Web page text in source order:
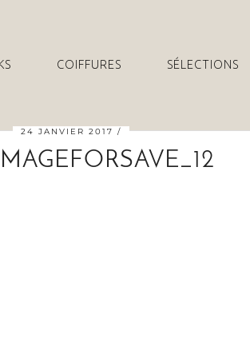
COIFFURES SÉLECTIONS
24 JANVIER 2017